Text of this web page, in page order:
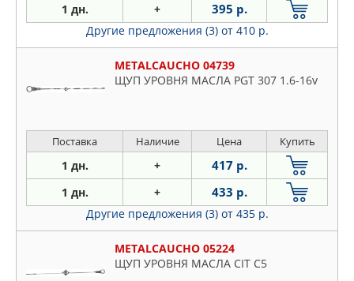
1 дн. + 395 р.
Другие предложения (3) от 410 р.
METALCAUCHO 04739
ЩУП УРОВНЯ МАСЛА PGT 307 1.6-16v
Поставка Наличие Цена Купить
1 дн. + 417 р.
1 дн. + 433 р.
Другие предложения (3) от 435 р.
METALCAUCHO 05224
ЩУП УРОВНЯ МАСЛА CIT C5